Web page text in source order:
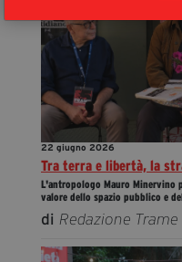
22 giugno 2026
Tra terra e libertà, la
L'antropologo Mauro Minervino
valore dello spazio pubblico e
di Redazione Trame